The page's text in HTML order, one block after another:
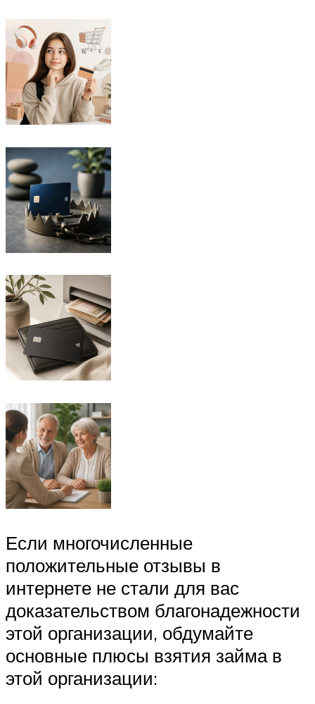
Если многочисленные
положительные отзывы в
интернете не стали для вас
доказательством благонадежности
этой организации, обдумайте
основные плюсы взятия займа в
этой организации: